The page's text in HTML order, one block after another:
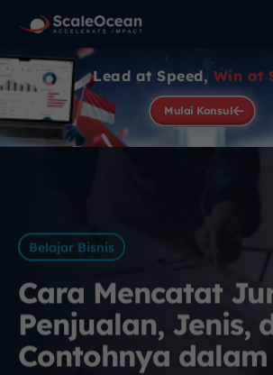
Lead at Speed, Win at
Mulai Konsul
Belajar Bisnis
Cara Mencatat
Penjualan, Jenis,
Contohnya dalam